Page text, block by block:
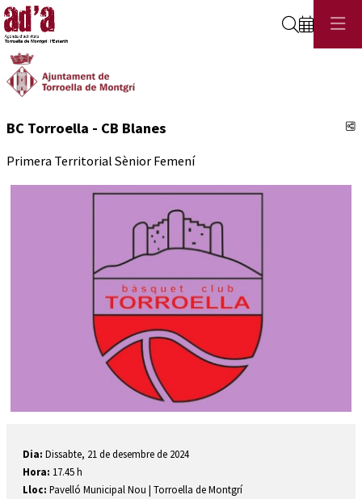
Cerca
BC Torroella - CB Blanes
Primera Territorial Sènior Femení
Dia: Dissabte, 21 de desembre de 2024
Hora: 17.45 h
Lloc: Pavelló Municipal Nou | Torroella de Montgrí